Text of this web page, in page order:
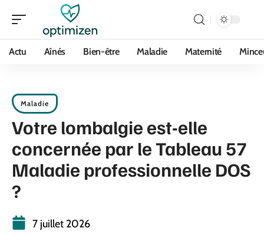
Actu Aînés Bien-être Maladie Maternité
Maladie
Votre lombalgie est-elle
concernée par le Tableau 57
Maladie professionnelle DOS
?
7 juillet 2026